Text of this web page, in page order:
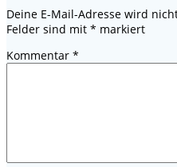
Deine E-Mail-Adresse wird
Felder sind mit * markiert
Kommentar *